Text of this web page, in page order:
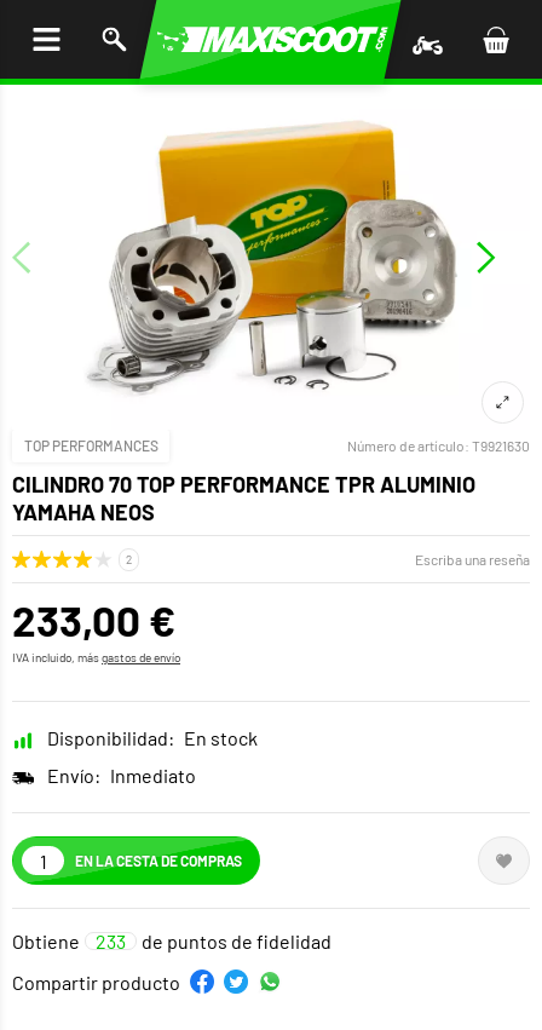
TOP PERFORMANCES Número de artículo: T9921630
CILINDRO 70 TOP PERFORMANCE TPR ALUMINIO
YAMAHA NEOS
Escriba una reseña
233,00 €
IVA incluido, másgastos de envío
Disponibilidad: En stock
Envío: Inmediato
EN LA CESTA DE COMPRAS
Obtiene 233
de puntos de fidelidad
Compartir producto